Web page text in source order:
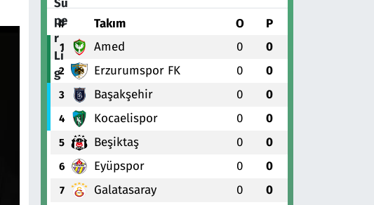
# Takım O P
1 Amed 0 0
2 Erzurumspor FK 0 0
3 Başakşehir 0 0
4 Kocaelispor 0 0
5 Beşiktaş 0 0
6 Eyüpspor 0 0
7 Galatasaray 0 0